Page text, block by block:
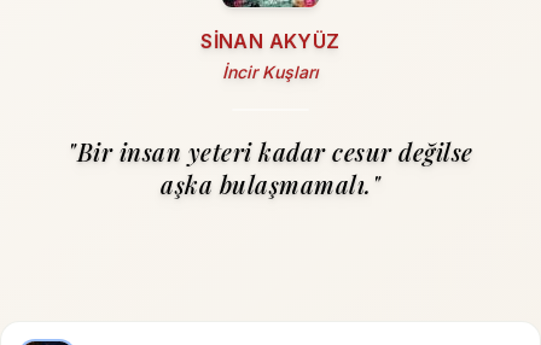
SINAN AKYÜZ
İncir Kuşları
"Bir insan yeteri kadar cesur değilse
aşka bulaşmamalı."